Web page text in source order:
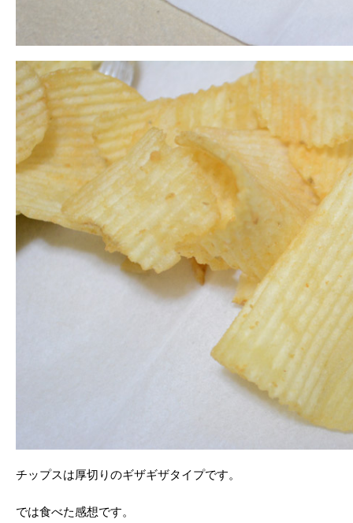
チップスは厚切りのギザギザタイプです。
では食べた感想です。